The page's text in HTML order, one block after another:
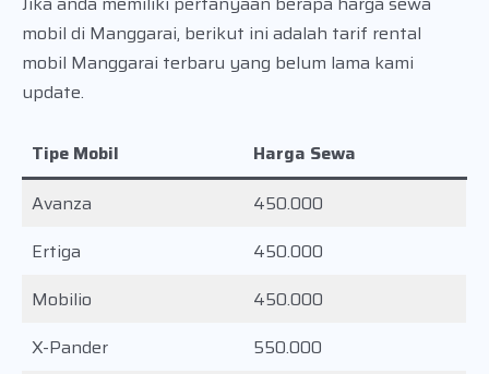
mobil di Manggarai, berikut ini adalah tarif rental
mobil Manggarai terbaru yang belum lama kami
update.
Tipe Mobil
Harga Sewa
Avanza
450.000
Ertiga
450.000
Mobilio
450.000
X-Pander
550.000